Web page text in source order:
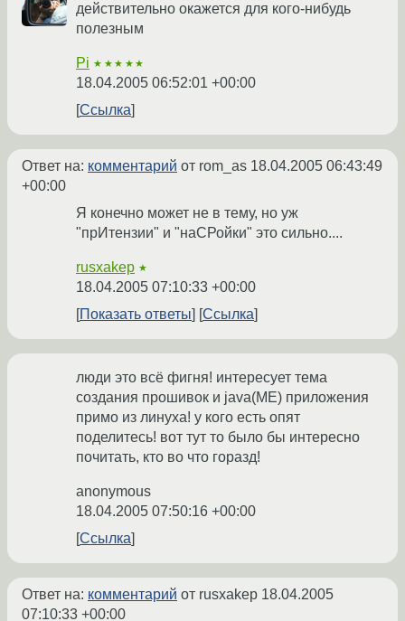
действительно окажется для кого-нибудь
полезным
Pi ★★★★★
18.04.2005 06:52:01 +00:00
Ссылка
Ответ на: комментарий от rom_as 18.04.2005 06:43:49
+00:00
Я конечно может не в тему, но уж
"прИтензии" и "наСРойки" это сильно....
rusxakep ★
18.04.2005 07:10:33 +00:00
Показать ответы
Ссылка
люди это всё фигня! интересует тема
создания прошивок и java(ME) приложения
примо из линуха! у кого есть опят
поделитесь! вот тут то было бы интересно
почитать, кто во что горазд!
anonymous
18.04.2005 07:50:16 +00:00
Ссылка
Ответ на: комментарий от rusxakep 18.04.2005
07:10:33 +00:00